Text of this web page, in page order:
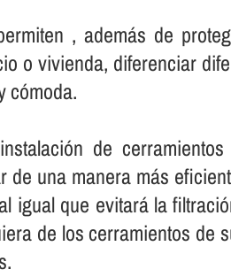
, además de
o vivienda, diferenciar
cómoda.
de
de una manera más
igual que evitará la
de los cerramientos de